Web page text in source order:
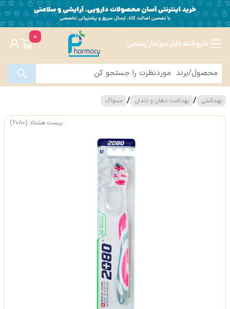
داروخانه دکتر سولماز رستمی
0
بهداشتی / بهداشت دهان و دندان / مسواک
بیست هشتاد (۲۰۸۰)